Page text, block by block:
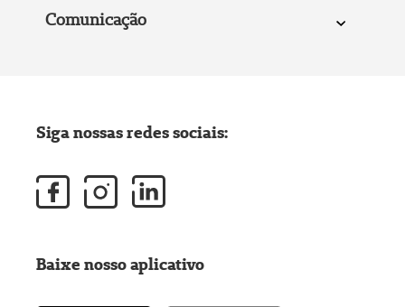
Comunicação
Siga nossas redes sociais:
Baixe nosso aplicativo